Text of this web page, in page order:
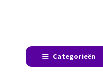
Categorieën